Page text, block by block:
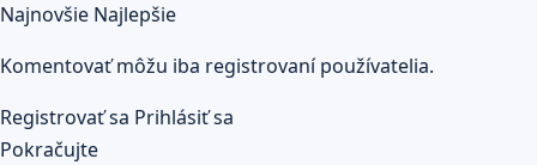
Najnovšie Najlepšie
Komentovať môžu iba registrovaní používatelia.
Registrovať sa Prihlásiť sa
Pokračujte